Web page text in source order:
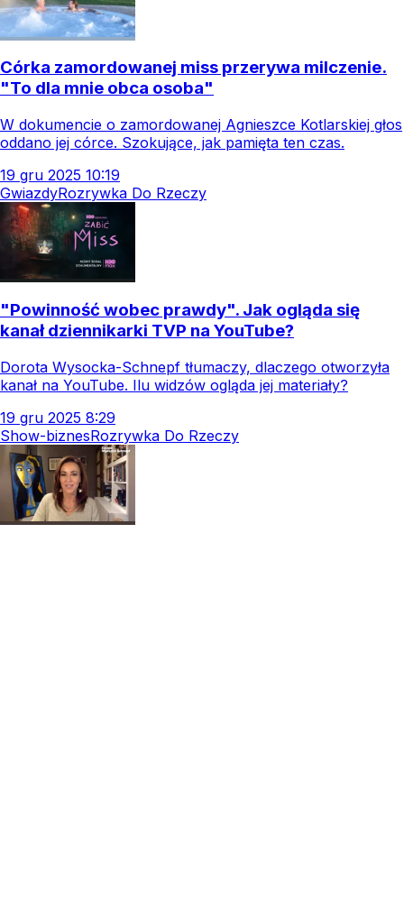
Córka zamordowanej miss przerywa milczenie.
"To dla mnie obca osoba"
W dokumencie o zamordowanej Agnieszce Kotlarskiej głos
oddano jej córce. Szokujące, jak pamięta ten czas.
19 gru 2025 10:19
GwiazdyRozrywka Do Rzeczy
"Powinność wobec prawdy". Jak ogląda się
kanał dziennikarki TVP na YouTube?
Dorota Wysocka-Schnepf tłumaczy, dlaczego otworzyła
kanał na YouTube. Ilu widzów ogląda jej materiały?
19 gru 2025 8:29
Show-biznesRozrywka Do Rzeczy